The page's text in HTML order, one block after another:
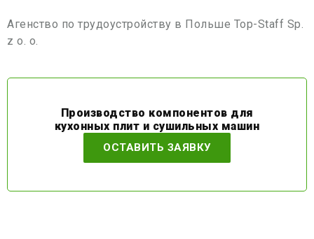
Агенство по трудоустройству в Польше Top-Staff Sp.
z o. o.
Производство компонентов для
кухонных плит и сушильных машин
ОСТАВИТЬ ЗАЯВКУ